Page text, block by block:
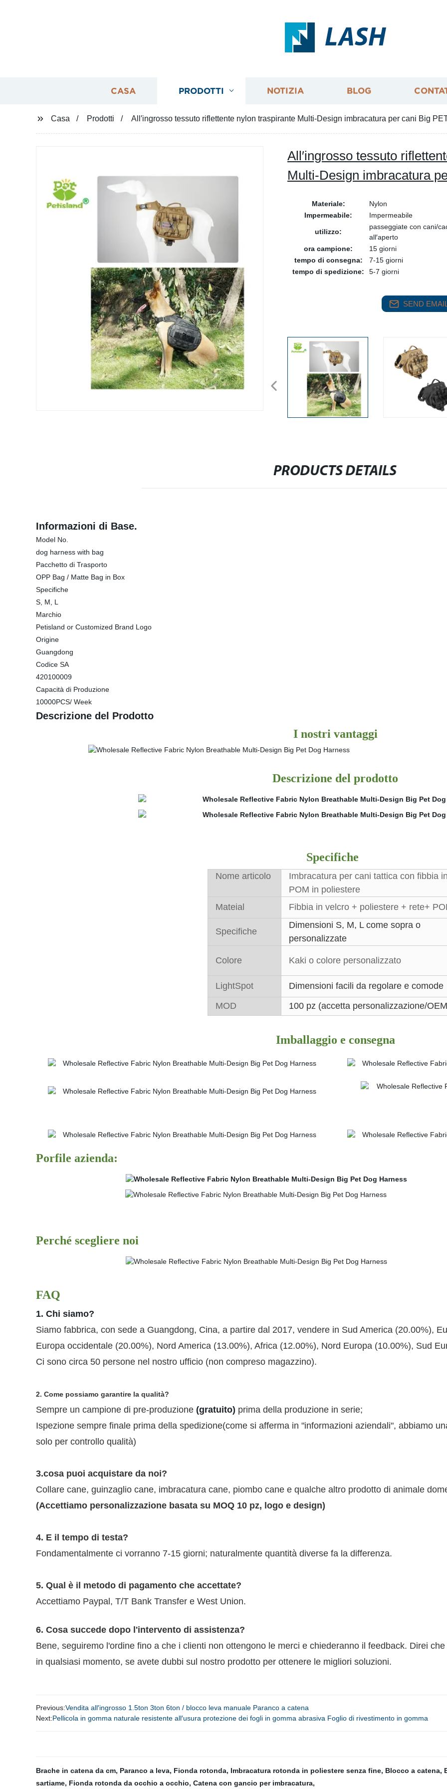
LASH
CASA PRODOTTI NOTIZIA BLOG
Casa Prodotti All′ingrosso tessuto riflettente nylon traspirante Multi-Design imbracatura per cani Big
All′ingrosso tessuto
Multi-Design imbracatura
Materiale:
Nylon
Impermeabile:
Impermeabile
utilizzo:
passeggiate con cani/
all′aperto
ora campione:
15 giorni
tempo di consegna:
7-15 giorni
tempo di spedizione:
5-7 giorni
SEND
PRODUCTS DETAILS
Informazioni di Base.
Model No.
dog harness with bag
Pacchetto di Trasporto
OPP Bag / Matte Bag in Box
Specifiche
S, M, L
Marchio
Petisland or Customized Brand Logo
Origine
Guangdong
Codice SA
420100009
Capacità di Produzione
10000PCS/ Week
Descrizione del Prodotto
I nostri vantaggi
Descrizione del prodotto
Specifiche
Nome articolo
Imbracatura per cani tattica con fibbia
POM in poliestere
Mateial
Fibbia in velcro + poliestere + rete+
Specifiche
Dimensioni S, M, L come sopra o
personalizzate
Colore Kaki o colore personalizzato
LightSpot
Dimensioni facili da regolare e comode
MOD
100 pz (accetta personalizzazione/
Imballaggio e consegna
Porfile azienda:
Perché scegliere noi
FAQ
1. Chi siamo?
Siamo fabbrica, con sede a Guangdong, Cina, a partire dal 2017, vendere in Sud America (20.00%),
Europa occidentale (20.00%), Nord America (13.00%), Africa (12.00%), Nord Europa (10.00%), Sud
Ci sono circa 50 persone nel nostro ufficio (non compreso magazzino).
2. Come possiamo garantire la qualità?
Sempre un campione di pre-produzione (gratuito) prima della produzione in serie;
Ispezione sempre finale prima della spedizione(come si afferma in "informazioni aziendali", abbiamo
solo per controllo qualità)
3.cosa puoi acquistare da noi?
Collare cane, guinzaglio cane, imbracatura cane, piombo cane e qualche altro prodotto di animale
(Accettiamo personalizzazione basata su MOQ 10 pz, logo e design)
4. E il tempo di testa?
Fondamentalmente ci vorranno 7-15 giorni; naturalmente quantità diverse fa la differenza.
5. Qual è il metodo di pagamento che accettate?
Accettiamo Paypal, T/T Bank Transfer e West Union.
6. Cosa succede dopo l'intervento di assistenza?
Bene, seguiremo l'ordine fino a che i clienti non ottengono le merci e chiederanno il feedback. Direi
in qualsiasi momento, se avete dubbi sul nostro prodotto per ottenere le migliori soluzioni.
Previous:Vendita all′ingrosso 1.5ton 3ton 6ton / blocco leva manuale Paranco a catena
Next:Pellicola in gomma naturale resistente all′usura protezione dei fogli in gomma abrasiva Foglio di rivestimento in gomma
Brache in catena da cm, Paranco a leva, Fionda rotonda, Imbracatura rotonda in poliestere senza fine, Blocco a catena,
sartiame, Fionda rotonda da occhio a occhio, Catena con gancio per imbracatura,